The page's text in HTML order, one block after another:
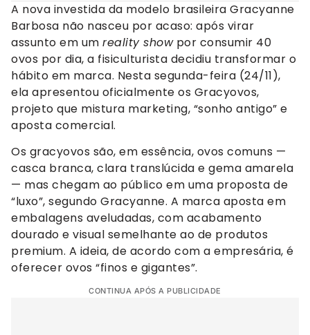
A nova investida da modelo brasileira Gracyanne
Barbosa não nasceu por acaso: após virar
assunto em um reality showpor consumir 40
ovos por dia, a fisiculturista decidiu transformar o
hábito em marca. Nesta segunda-feira (24/11),
ela apresentou oficialmente os Gracyovos,
projeto que mistura marketing, “sonho antigo” e
aposta comercial.
Os gracyovos são, em essência, ovos comuns —
casca branca, clara translúcida e gema amarela
— mas chegam ao público em uma proposta de
“luxo”, segundo Gracyanne. A marca aposta em
embalagens aveludadas, com acabamento
dourado e visual semelhante ao de produtos
premium. A ideia, de acordo com a empresária, é
oferecer ovos “finos e gigantes”.
CONTINUA APÓS A PUBLICIDADE